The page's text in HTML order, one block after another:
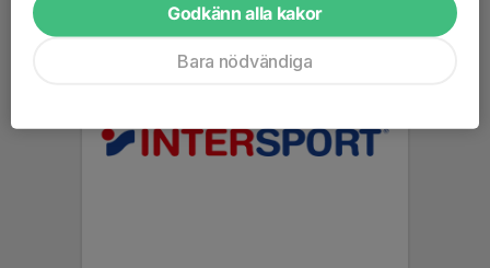
Godkänn alla kakor
Bara nödvändiga